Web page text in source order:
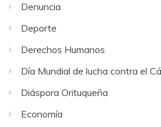
Denuncia
Deporte
Derechos Humanos
Día Mundial de lucha contra el
Diáspora Orituqueña
Economía